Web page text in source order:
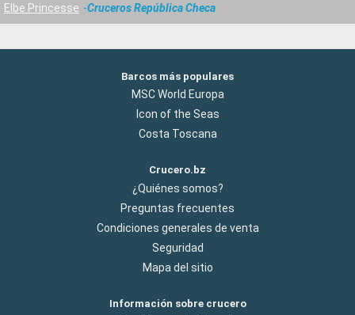
Elbe Princesse
Cruceros República Checa
Barcos más populares
MSC World Europa
Icon of the Seas
Costa Toscana
Crucero.bz
¿Quiénes somos?
Preguntas frecuentes
Condiciones generales de venta
Seguridad
Mapa del sitio
Información sobre crucero